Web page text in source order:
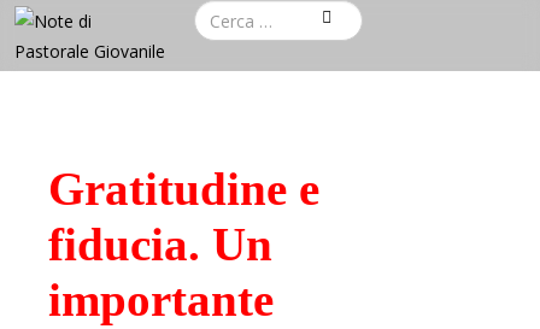
Gratitudine e
fiducia. Un
importante